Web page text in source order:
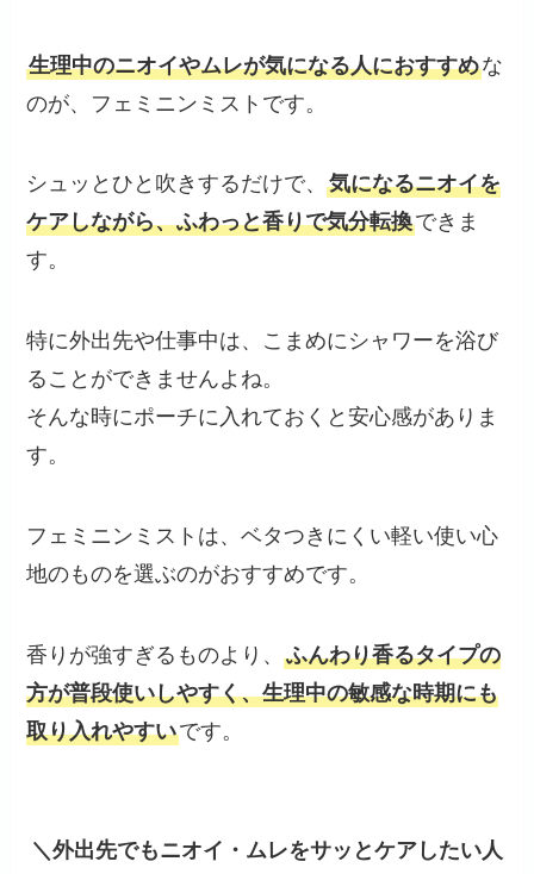
生理中のニオイやムレが気になる人におすすめな
のが、フェミニンミストです。
シュッとひと吹きするだけで、気になるニオイを
ケアしながら、ふわっと香りで気分転換できま
す。
特に外出先や仕事中は、こまめにシャワーを浴び
ることができませんよね。
そんな時にポーチに入れておくと安心感がありま
す。
フェミニンミストは、ベタつきにくい軽い使い心
地のものを選ぶのがおすすめです。
香りが強すぎるものより、ふんわり香るタイプの
方が普段使いしやすく、生理中の敏感な時期にも
取り入れやすいです。
＼外出先でもニオイ・ムレをサッとケアしたい人